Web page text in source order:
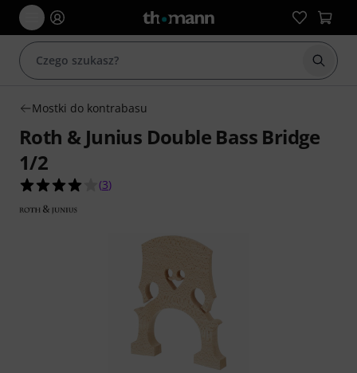
Mostki do kontrabasu
Roth & Junius Double Bass Bridge
1/2
4.0 na 5 gwiazdek z 3 ocen klientów
(3)